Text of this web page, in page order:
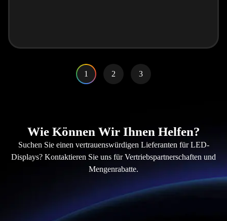
1 2 3
Wie Können Wir Ihnen Helfen?
Suchen Sie einen vertrauenswürdigen Lieferanten für LED-
Displays? Kontaktieren Sie uns für Vertriebspartnerschaften und
Mengenrabatte.